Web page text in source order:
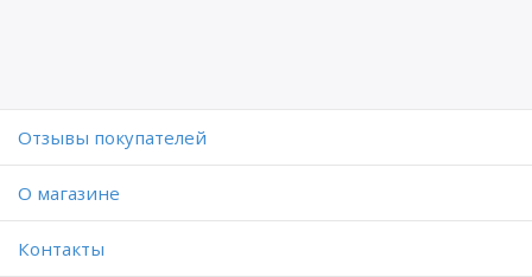
Отзывы покупателей
O магазине
Контакты